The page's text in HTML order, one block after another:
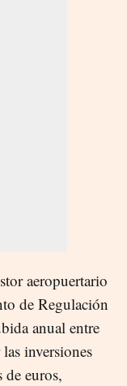
aeropuertario
de Regulación
anual entre
inversiones
euros,